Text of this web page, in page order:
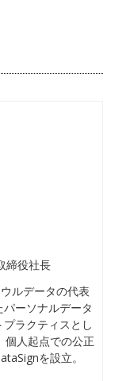
締役社長
ルデータの代表
ーソナルデータ
ラクティスとし
個人起点での公正
を設立。